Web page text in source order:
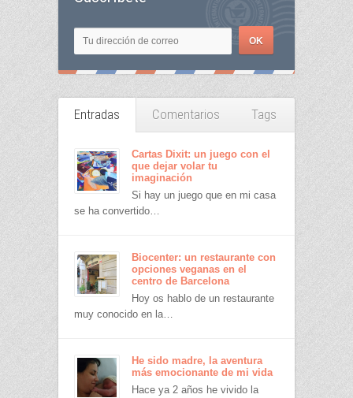
Entradas Comentarios Tags
Cartas Dixit: un juego con el
que dejar volar tu
imaginación
Si hay un juego que en mi casa
se ha convertido…
Biocenter: un restaurante con
opciones veganas en el
centro de Barcelona
Hoy os hablo de un restaurante
muy conocido en la…
He sido madre, la aventura
más emocionante de mi vida
Hace ya 2 años he vivido la